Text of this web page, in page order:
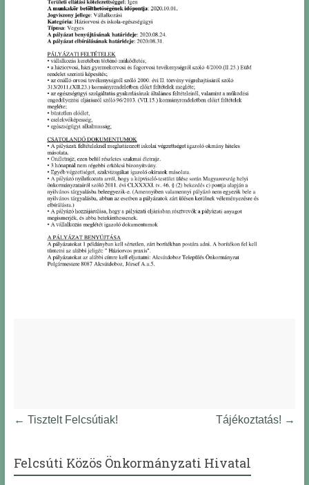
← Tisztelt Felcsútiak! Tájékoztatás! →
Felcsúti Közös Önkormányzati Hivatal